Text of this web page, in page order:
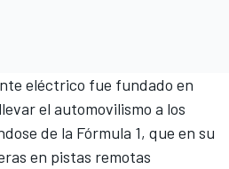
eléctrico fue fundado en
el automovilismo a los
de la Fórmula 1, que en su
en pistas remotas